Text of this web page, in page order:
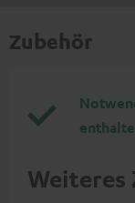
Zubehör
Weiteres